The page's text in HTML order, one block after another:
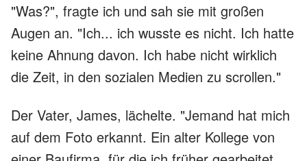
"Was?", fragte ich und sah sie mit großen
Augen an. "Ich... ich wusste es nicht. Ich hatte
keine Ahnung davon. Ich habe nicht wirklich
die Zeit, in den sozialen Medien zu scrollen."
Der Vater, James, lächelte. "Jemand hat mich
auf dem Foto erkannt. Ein alter Kollege von